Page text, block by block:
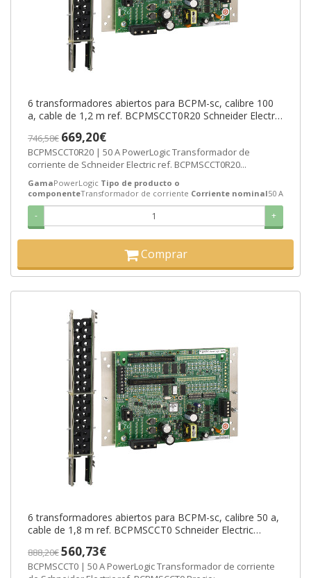
6 transformadores abiertos para BCPM-sc, calibre 100
a, cable de 1,2 m ref. BCPMSCCT0R20 Schneider Electric
746,58€ 669,20€
BCPMSCCT0R20 | 50 A PowerLogic Transformador de
corriente de Schneider Electric ref. BCPMSCCT0R20...
GamaPowerLogic Tipo de producto o
componenteTransformador de corriente Corriente nominal50 A
- +
Comprar
6 transformadores abiertos para BCPM-sc, calibre 50 a,
cable de 1,8 m ref. BCPMSCCT0 Schneider Electric
888,20€560,73€
BCPMSCCT0 | 50 A PowerLogic Transformador de corriente